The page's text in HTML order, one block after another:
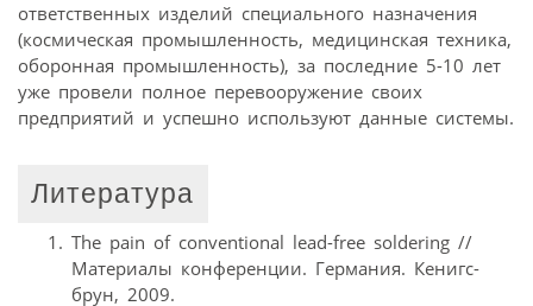
ответственных изделий специального назначения
(космическая промышленность, медицинская техника,
оборонная промышленность), за последние 5-10 лет
уже провели полное перевооружение своих
предприятий и успешно используют данные системы.
Литература
The pain of conventional lead-free soldering //
Материалы конференции. Германия. Кенигс-
брун, 2009.